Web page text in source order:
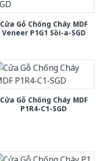
Cửa Gỗ Chống Cháy MDF
Veneer P1G1 Sồi-a-SGD
Cửa Gỗ Chống Cháy MDF
P1R4-C1-SGD